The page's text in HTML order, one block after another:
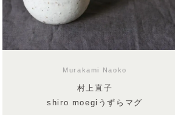
Murakami Naoko
村上直子
shiro moegiうずらマグ